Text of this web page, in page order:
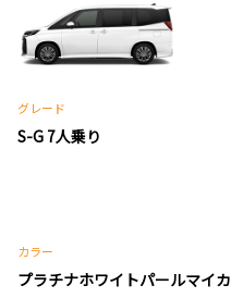
グレード
S-G 7人乗り
カラー
プラチナホワイトパールマイカ